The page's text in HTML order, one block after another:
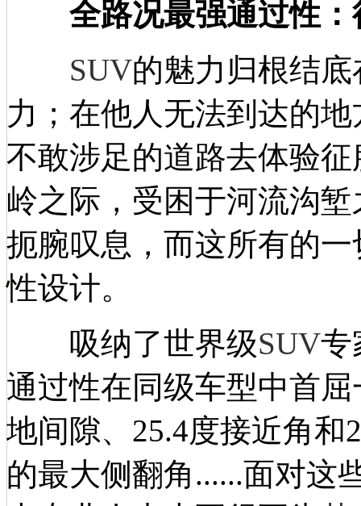
全路况最强通过性
SUV的魅力归根结
力；在他人无法到达的
不敢涉足的道路去体验
岭之际，受困于河流沟
扼腕叹息，而这所有的
性设计。
吸纳了世界级SUV专
通过性在同级车型中首
地间隙、25.4度接近角和
的最大侧翻角......面对这